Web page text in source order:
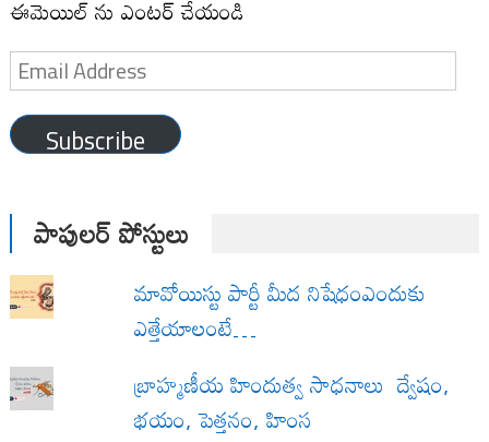
ఈమెయిల్ ను ఎంటర్ చేయండి
Email
Address
Subscribe
పాపులర్ పోస్టులు
మావోయిస్టు పార్టీ మీద నిషేధంఎందుకు
ఎత్తేయాలంటే…
బ్రాహ్మణీయ హిందుత్వ సాధనాలు ద్వేషం,
భయం, పెత్తనం, హింస